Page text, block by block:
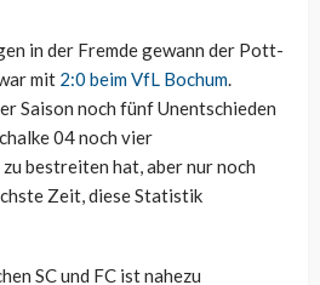
in der Fremde gewann der Pott-
mit 2:0 beim VfL Bochum.
Saison noch fünf Unentschieden
04 noch vier
bestreiten hat, aber nur noch
Zeit, diese Statistik
SC und FC ist nahezu